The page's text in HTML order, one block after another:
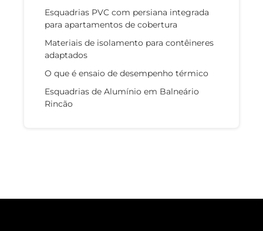
Esquadrias PVC com persiana integrada
para apartamentos de cobertura
Materiais de isolamento para contêineres
adaptados
O que é ensaio de desempenho térmico
Esquadrias de Alumínio em Balneário
Rincão